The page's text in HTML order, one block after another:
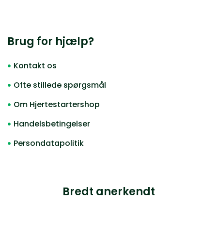
Brug for hjælp?
Kontakt os
Ofte stillede spørgsmål
Om Hjertestartershop
Handelsbetingelser
Persondatapolitik
Bredt anerkendt